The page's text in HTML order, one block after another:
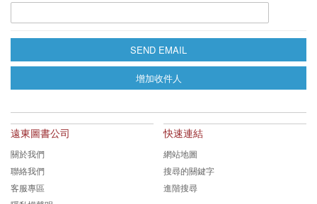
SEND EMAIL
增加收件人
遠東圖書公司
關於我們
聯絡我們
客服專區
快速連結
網站地圖
搜尋的關鍵字
進階搜尋